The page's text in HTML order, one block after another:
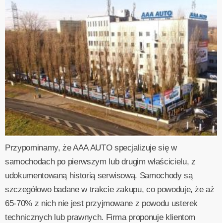
Przypominamy, że AAA AUTO specjalizuje się w
samochodach po pierwszym lub drugim właścicielu, z
udokumentowaną historią serwisową. Samochody są
szczegółowo badane w trakcie zakupu, co powoduje, że aż
65-70% z nich nie jest przyjmowane z powodu usterek
technicznych lub prawnych. Firma proponuje klientom